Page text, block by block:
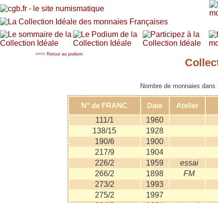
<<<< Retour au podium
Nombre de monnaies
N° de FRANC Date
Atelier
111/1
1960
138/15
1928
190/6
1900
217/9
1904
226/2
1959
essai
266/2
1898
FM
273/2
1993
275/2
1997